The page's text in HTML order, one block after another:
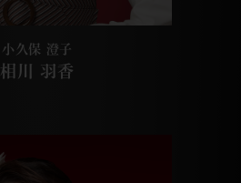
小久保 澄子
相川 羽香